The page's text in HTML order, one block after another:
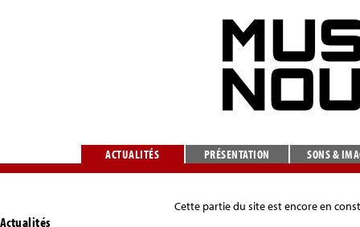
ACTUALITÉS PRÉSENTATION SONS &
Actualités
Cette partie du site est encore en